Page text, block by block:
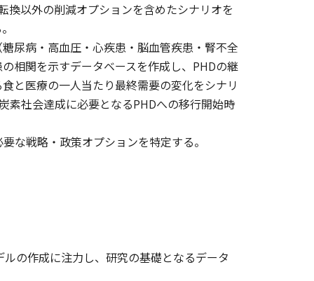
以外の削減オプションを含めたシナリオを
尿病・高血圧・心疾患・脳血管疾患・腎不全
相関を示すデータベースを作成し、PHDの継
と医療の一人当たり最終需要の変化をシナリ
素社会達成に必要となるPHDへの移行開始時
な戦略・政策オプションを特定する。
の作成に注力し、研究の基礎となるデータ